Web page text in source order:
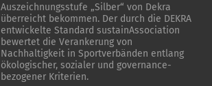
Auszeichnungsstufe „Silber“ von Dekra
überreicht bekommen. Der durch die DEKRA
entwickelte Standard sustainAssociation
bewertet die Verankerung von
Nachhaltigkeit in Sportverbänden entlang
ökologischer, sozialer und governance-
bezogener Kriterien.